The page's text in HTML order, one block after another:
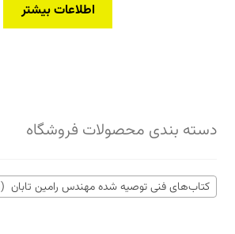
اطلاعات بیشتر
دسته بندی محصولات فروشگاه
کتاب‌های فنی توصیه شده مهندس رامین تابان (9)